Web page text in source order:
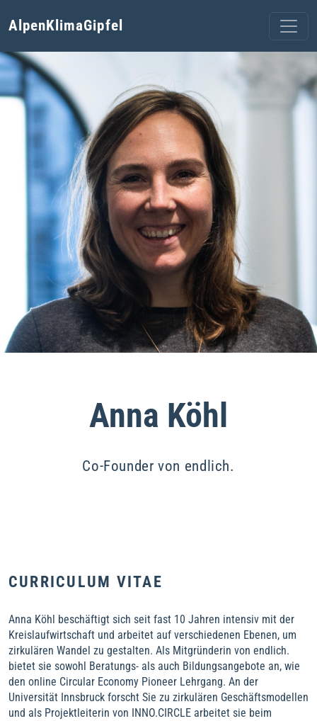
AlpenKlimaGipfel
Anna Köhl
Co-Founder von endlich.
CURRICULUM VITAE
Anna Köhl beschäftigt sich seit fast 10 Jahren intensiv mit der
Kreislaufwirtschaft und arbeitet auf verschiedenen Ebenen, um
zirkulären Wandel zu gestalten. Als Mitgründerin von endlich.
bietet sie sowohl Beratungs- als auch Bildungsangebote an, wie
den online Circular Economy Pioneer Lehrgang. An der
Universität Innsbruck forscht Sie zu zirkulären Geschäftsmodellen
und als Projektleiterin von INNO.CIRCLE arbeitet sie beim